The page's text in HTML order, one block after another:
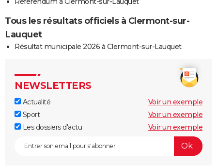
Tous les résultats officiels à Clermont-sur-
Lauquet
Résultat municipale 2026 à Clermont-sur-Lauquet
NEWSLETTERS
Actualité
Voir un exemple
Sport
Voir un exemple
Les dossiers d'actu
Voir un exemple